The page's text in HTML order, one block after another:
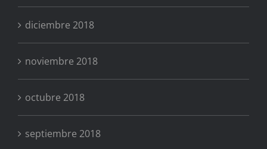
diciembre 2018
noviembre 2018
octubre 2018
septiembre 2018